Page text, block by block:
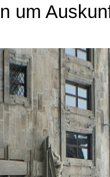
um